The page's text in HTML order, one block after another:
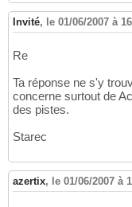
Invité, le 01/06/2007 à
Re
Ta réponse ne s'y
concerne surtout de
des pistes.
Starec
azertix, le 01/06/2007 à